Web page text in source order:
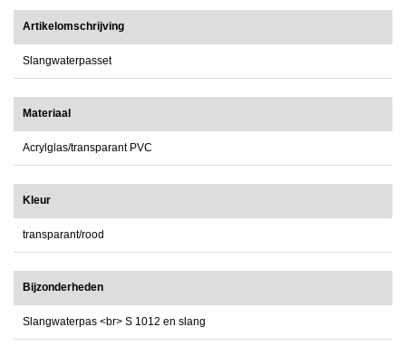
Artikelomschrijving
Slangwaterpasset
Materiaal
Acrylglas/transparant PVC
Kleur
transparant/rood
Bijzonderheden
Slangwaterpas <br> S 1012 en slang